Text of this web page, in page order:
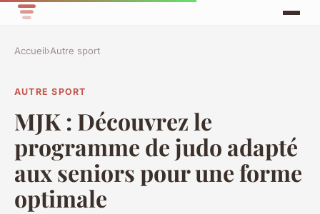
Accueil›Autre sport
AUTRE SPORT
MJK : Découvrez le
programme de judo adapté
aux seniors pour une forme
optimale